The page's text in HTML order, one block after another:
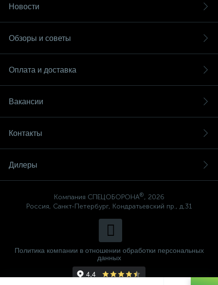
Новости
Обзоры и советы
Оплата и доставка
Вакансии
Контакты
Дилеры
Компания СПЕЦОБОРОНА®, 2026
Россия, Санкт-Петербург, Кондратьевский пр., д.31
Политика компании в отношении обработки персональных
данных